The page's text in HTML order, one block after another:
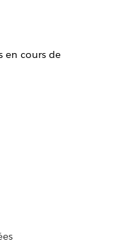
en cours de